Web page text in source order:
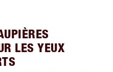
LES YEUX